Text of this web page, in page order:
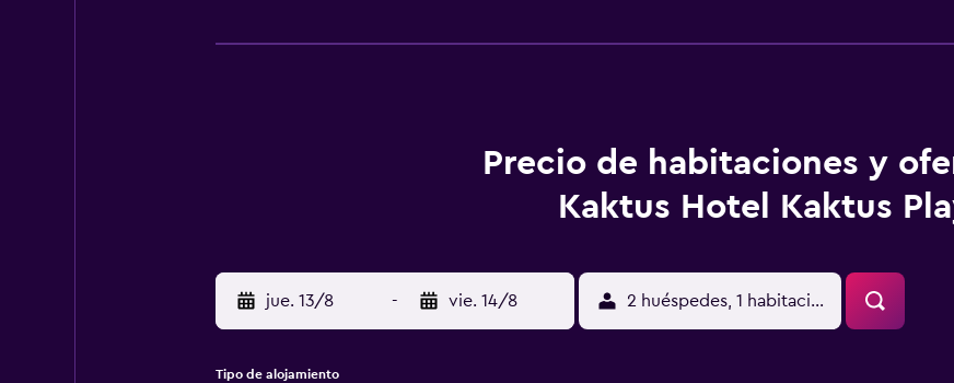
Precio de habitaciones y
Kaktus Hotel Kaktus
jue. 13/8 - vie. 14/8 2 huéspedes, 1 habitación
Tipo de alojamiento